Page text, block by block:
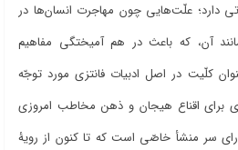
دارد؛ علّتهایی چون مهاجرت انسانها در
آن، که باعث در هم آمیختگی مفاهیم
کلّیت در اصل ادبیات فانتزی مورد توجّه
برای اقناع هیجان و ذهن مخاطب امروزی
سر منشأ خاصّی است که تا کنون از رویۀ